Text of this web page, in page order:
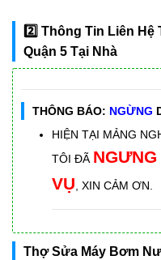
2️⃣ Thông Tin Liên
Quận 5 Tại Nhà
THÔNG BÁO: NGỪNG
HIỆN TẠI MẢNG
TÔI ĐÃ
VỤ, XIN CẢM ƠN.
Thợ Sửa Máy Bơm